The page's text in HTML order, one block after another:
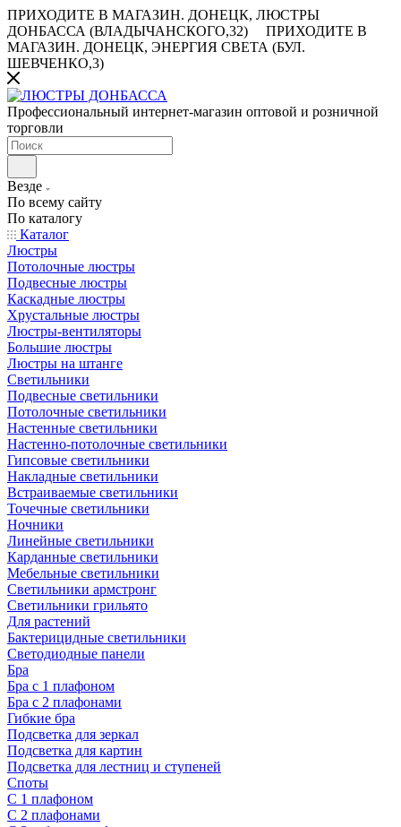
ПРИХОДИТЕ В МАГАЗИН. ДОНЕЦК, ЛЮСТРЫ
ДОНБАССА (ВЛАДЫЧАНСКОГО,32)
ПРИХОДИТЕ В
МАГАЗИН. ДОНЕЦК, ЭНЕРГИЯ СВЕТА (БУЛ.
ШЕВЧЕНКО,3)
Профессиональный интернет-магазин оптовой и розничной
торговли
Везде
По всему сайту
По каталогу
Каталог
Люстры
Потолочные люстры
Подвесные люстры
Каскадные люстры
Хрустальные люстры
Люстры-вентиляторы
Большие люстры
Люстры на штанге
Светильники
Подвесные светильники
Потолочные светильники
Настенные светильники
Настенно-потолочные светильники
Гипсовые светильники
Накладные светильники
Встраиваемые светильники
Точечные светильники
Ночники
Линейные светильники
Карданные светильники
Мебельные светильники
Светильники армстронг
Светильники грильято
Для растений
Бактерицидные светильники
Светодиодные панели
Бра
Бра с 1 плафоном
Бра с 2 плафонами
Гибкие бра
Подсветка для зеркал
Подсветка для картин
Подсветка для лестниц и ступеней
Споты
С 1 плафоном
С 2 плафонами